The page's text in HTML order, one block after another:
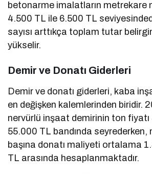
betonarme imalatların metrekare
4.500 TL ile 6.500 TL
sayısı arttıkça toplam tutar
yükselir.
Demir ve Donatı Giderleri
Demir ve donatı giderleri, kaba
en değişken kalemlerinden biridir.
nervürlü inşaat demirinin ton
55.000 TL bandında seyrederken,
başına donatı maliyeti ortalama
TL arasında hesaplanmaktadır.